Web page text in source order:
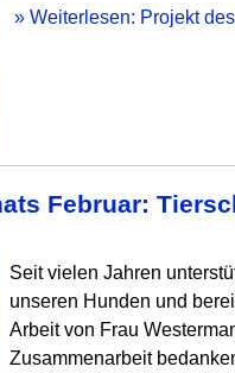
» Weiterlesen: Projekt
Februar:
Seit vielen Jahren
unseren Hunden und
Arbeit von Frau
Zusammenarbeit